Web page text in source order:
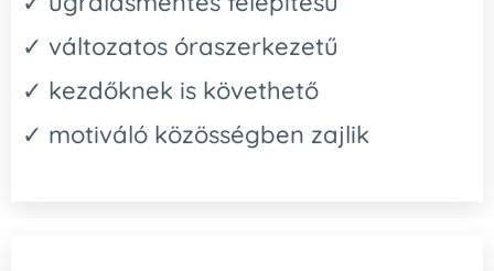
✓ változatos óraszerkezetű
✓ kezdőknek is követhető
✓ motiváló közösségben zajlik